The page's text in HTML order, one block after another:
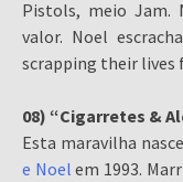
Pistols, meio Jam.
valor. Noel
scrapping their lives
08) “Cigarretes &
Esta maravilha
e Noel em 1993.